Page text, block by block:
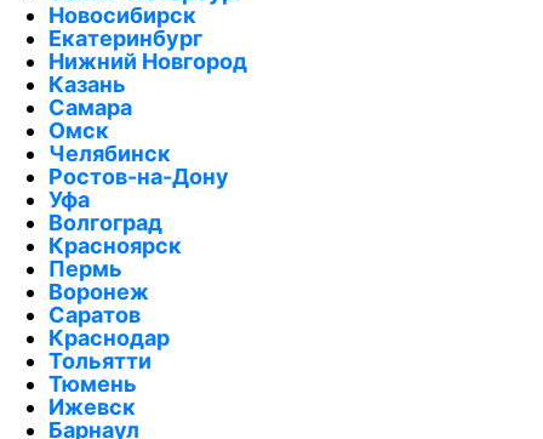
Новосибирск
Екатеринбург
Нижний Новгород
Казань
Самара
Омск
Челябинск
Ростов-на-Дону
Уфа
Волгоград
Красноярск
Пермь
Воронеж
Саратов
Краснодар
Тольятти
Тюмень
Ижевск
Барнаул